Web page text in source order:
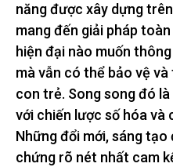
năng được xây dựng
mang đến giải pháp
hiện đại nào muốn
mà vẫn có thể bảo vệ
con trẻ. Song song đó
với chiến lược số hóa và
Những đổi mới, sáng
chứng rõ nét nhất cam